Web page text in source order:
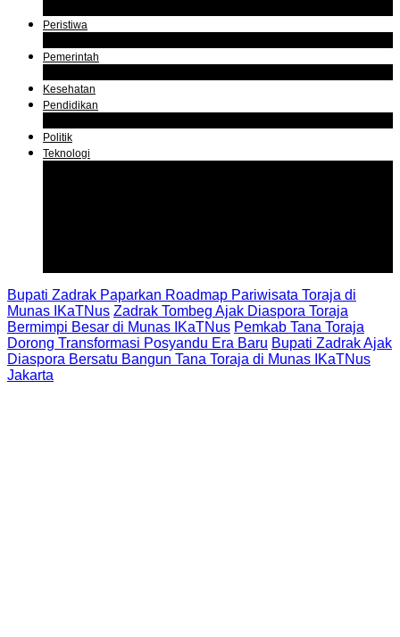
Peristiwa
Pemerintah
Kesehatan
Pendidikan
Politik
Teknologi
Bupati Zadrak Paparkan Roadmap Pariwisata Toraja di
Munas IKaTNus Zadrak Tombeg Ajak Diaspora Toraja
Bermimpi Besar di Munas IKaTNus Pemkab Tana Toraja
Dorong Transformasi Posyandu Era Baru Bupati Zadrak Ajak
Diaspora Bersatu Bangun Tana Toraja di Munas IKaTNus
Jakarta